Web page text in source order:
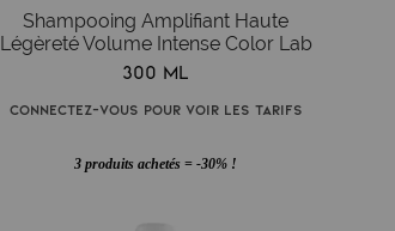
Shampooing Amplifiant Haute
Légèreté Volume Intense Color Lab
300 ml
Connectez-vous pour voir les tarifs
3 produits achetés = -30% !